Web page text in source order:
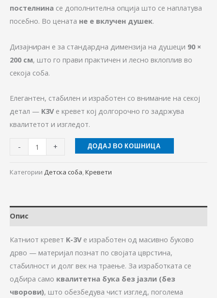
постелнина се дополнителна опција што се наплатува
посебно. Во цената не е вклучен душек.
Дизајниран е за стандардна димензија на душеци 90 ×
200 см, што го прави практичен и лесно вклоплив во
секоја соба.
Елегантен, стабилен и изработен со внимание на секој
детал — K3Vе кревет кој долгорочно го задржува
квалитетот и изгледот.
- + ДОДАЈ ВО КОШНИЦА
Категории Детска соба,Кревети
Опис
Катниот кревет K-3Vе изработен од масивно буково
дрво — материјал познат по својата цврстина,
стабилност и долг век на траење. За изработката се
одбира само квалитетна бука без јазли (без
чворови), што обезбедува чист изглед, поголема